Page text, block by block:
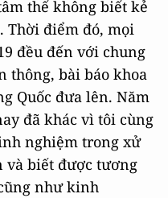
thế không biết kẻ
Thời điểm đó, mọi
đều đến với chung
thông, bài báo khoa
Quốc đưa lên. Năm
đã khác vì tôi cùng
nghiệm trong xử
biết được tương
như kinh